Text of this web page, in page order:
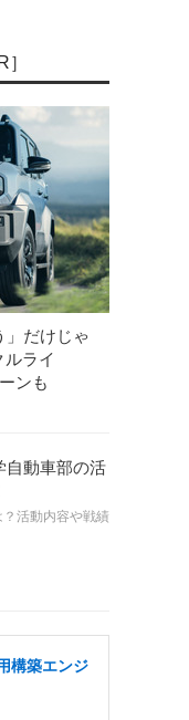
」だけじゃ
ライ
ンも
自動車部の活
活動内容や戦績
構築エンジ